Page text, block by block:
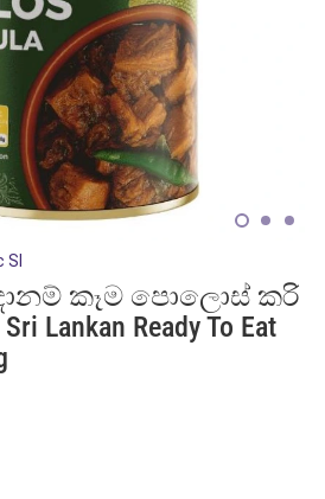
Sl
කෑම පොලොස් කරි
Lankan Ready To Eat